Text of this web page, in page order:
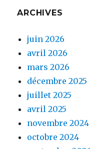
ARCHIVES
juin 2026
avril 2026
mars 2026
décembre 2025
juillet 2025
avril 2025
novembre 2024
octobre 2024